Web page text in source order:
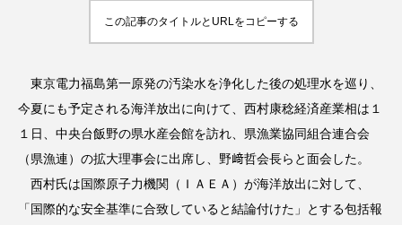
この記事のタイトルとURLをコピーする
東京電力福島第一原発の汚染水を浄化した後の処理水を巡り、
今夏にも予定される海洋放出に向けて、西村康稔経済産業相は１
１日、中央台飯野の県水産会館を訪れ、県漁業協同組合連合会
（県漁連）の拡大理事会に出席し、野﨑哲会長らと面会した。
西村氏は国際原子力機関（ＩＡＥＡ）が海洋放出に対して、
「国際的な安全基準に合致していると結論付けた」とする包括報